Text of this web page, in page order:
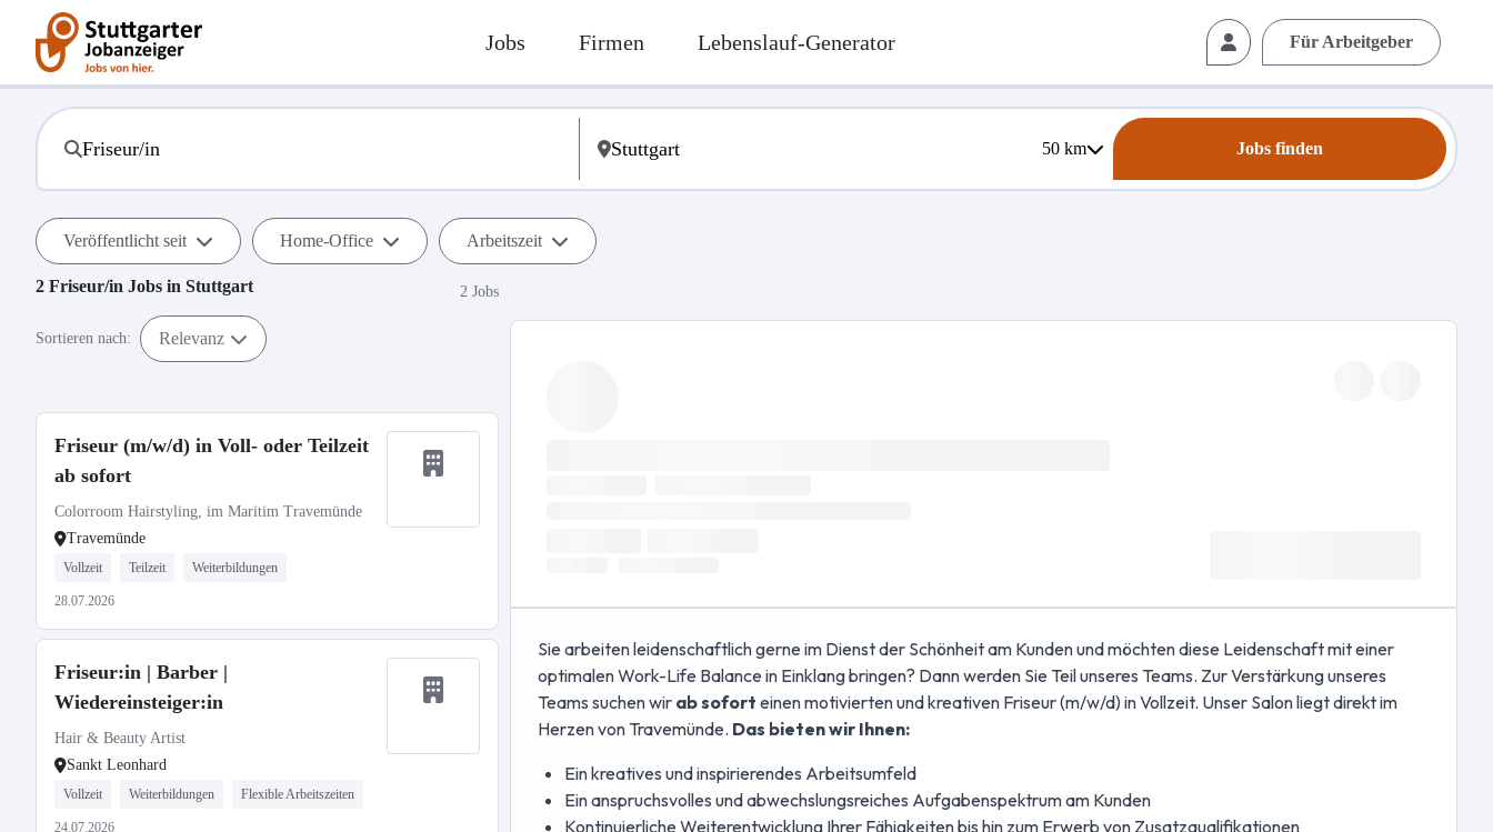
Jobs Firmen Lebenslauf-Generator Für Arbeitgeber
50km Jobs finden
Veröffentlicht seit Home-Office Arbeitszeit
2 Friseur/in Jobs in Stuttgart 2 Jobs
Sortieren nach: Relevanz
Friseur (m/w/d) in Voll- oder Teilzeit
ab sofort
Colorroom Hairstyling, im Maritim Travemünde
Travemünde
Vollzeit Teilzeit Weiterbildungen
28.07.2026
Friseur:in | Barber |
Wiedereinsteiger:in
Hair & Beauty Artist
Sankt Leonhard
Vollzeit Weiterbildungen Flexible Arbeitszeiten
24.07.2026